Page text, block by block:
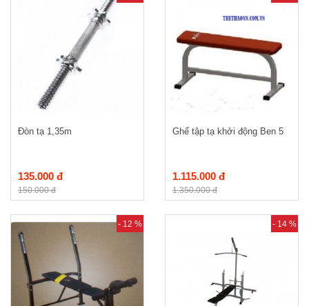
Đòn tạ 1,35m
135.000 đ
150.000 đ
Ghế tập tạ khởi động Ben 5
1.115.000 đ
1.350.000 đ
- 12 % - 14 %